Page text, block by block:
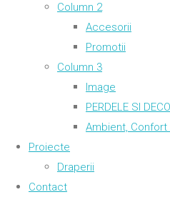
Column 2
Accesorii
Promotii
Column 3
Image
PERDELE SI
Ambient, Confort
Proiecte
Draperii
Contact